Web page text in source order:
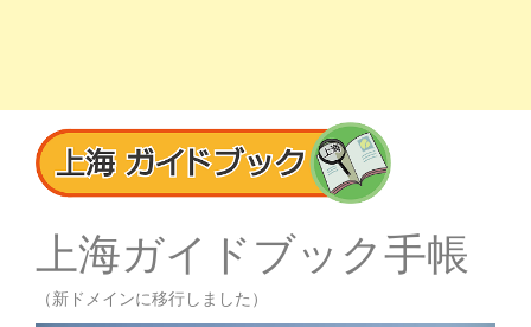
上海ガイドブック手帳
（新ドメインに移行しました）